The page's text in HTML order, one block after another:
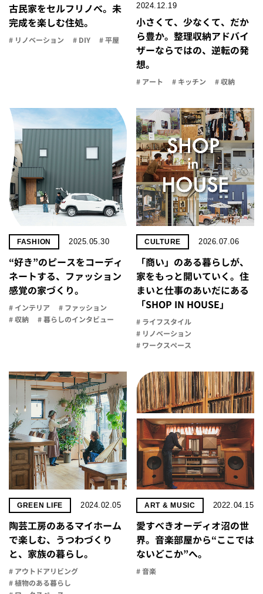
古民家をセルフリノべ。未
完成を楽しむ住処。
# リノベーション # DIY # 平屋
2024.12.19
小さくて、少なくて、だか
ら豊か。整理収納アドバイ
ザーならではの、逆転の発
想。
# アート # キッチン # 収納
FASHION 2025.05.30
“好き”のピースをコーディ
ネートする、ファッション
感覚の家づくり。
# インテリア
# ファッション
# 収納
# 暮らしのインタビュー
CULTURE 2026.07.06
「商い」の​ある​暮らしが、​
家を​もっと​開いていく。​住
まいと​仕事の​あいだに​ある​
「SHOP IN HOUSE」
# ライフスタイル
# リノベーション
# ワークスペース
GREEN LIFE 2024.02.05
陶芸工房のあるマイホーム
で楽しむ、うつわづくり
と、家族の暮らし。
# アウトドアリビング
# 植物のある暮らし
ART & MUSIC 2022.04.15
愛すべきオーディオ沼の世
界。音楽部屋から“ここでは
ないどこか”へ。
# 音楽